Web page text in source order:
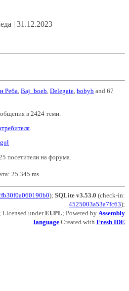
| 31.12.2023
Реба, Baj_boeb, Delegate, bobyb and 67
в 2424 теми.
посетители на форума.
25.345 ms
); SQLite v3.53.0 (check-in:
4525003a53a7fc63);
; Licensed underEUPL; Powered by Assembly
language Created with Fresh IDE